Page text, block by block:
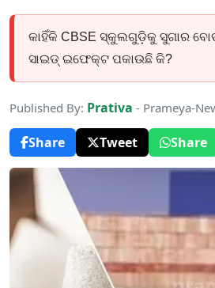
କାହିଁକି CBSE ସ୍କୁଲଗୁଡ଼ିକୁ ସୁଗାର
ସାଇଡ୍‌ ଇଫେକ୍ଟ ପକାଉଛି କି?
Published By: Prativa - Prameya-
Share
Tweet Share